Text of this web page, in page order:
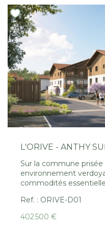
complètent ce bien. Découvrez encore plus
d'annonces sur notre
Estimez également
rapidement en ligne :
https://
Sur la commune
environnement
commodités
composé d'un séjour/
une avec placard, une
séparé. Une terrasse de 11m² donnant sur
Ref. : ORIVE-D01
402 500 €